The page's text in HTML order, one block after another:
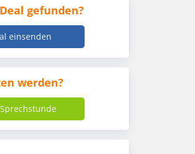
gefunden?
einsenden
werden?